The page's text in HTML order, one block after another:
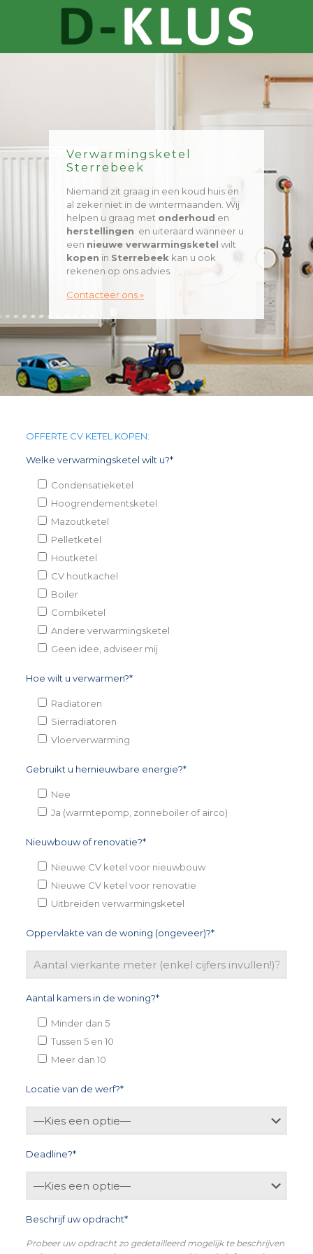
Verwarmingsketel
Sterrebeek
Niemand zit graag in een koud huis en
al zeker niet in de wintermaanden. Wij
helpen u graag met onderhoud en
herstellingen en uiteraard wanneer u
een nieuwe verwarmingsketel wilt
kopen in Sterrebeek kan u ook
rekenen op ons advies.
Contacteer ons »
OFFERTE CV KETEL KOPEN:
Welke verwarmingsketel wilt u?*
Condensatieketel
Hoogrendementsketel
Mazoutketel
Pelletketel
Houtketel
CV houtkachel
Boiler
Combiketel
Andere verwarmingsketel
Geen idee, adviseer mij
Hoe wilt u verwarmen?*
Radiatoren
Sierradiatoren
Vloerverwarming
Gebruikt u hernieuwbare energie?*
Nee
Ja (warmtepomp, zonneboiler of airco)
Nieuwbouw of renovatie?*
Nieuwe CV ketel voor nieuwbouw
Nieuwe CV ketel voor renovatie
Uitbreiden verwarmingsketel
Oppervlakte van de woning (ongeveer)?*
Aantal kamers in de woning?*
Minder dan 5
Tussen 5 en 10
Meer dan 10
Locatie van de werf?*
Deadline?*
Beschrijf uw opdracht*
Probeer uw opdracht zo gedetailleerd mogelijk te beschrijven